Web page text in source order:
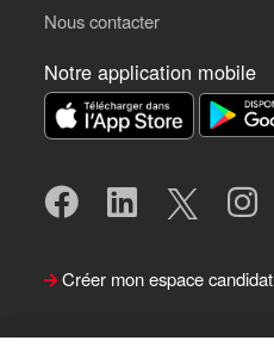
Nous contacter
Notre application mobile
Créer mon espace candidat